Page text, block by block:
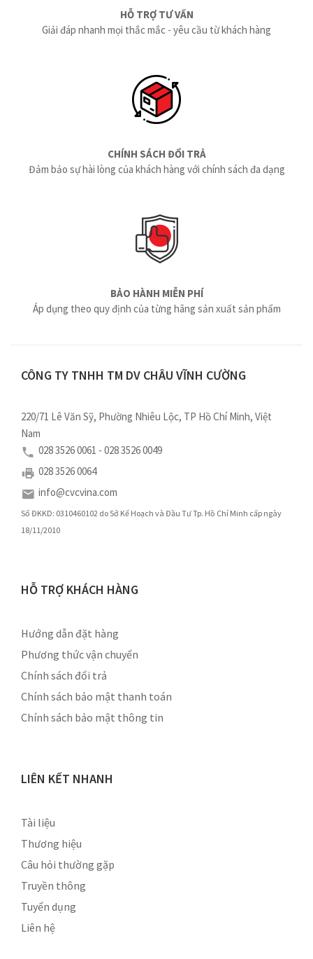
HỖ TRỢ TƯ VẤN
Giải đáp nhanh mọi thắc mắc - yêu cầu từ khách hàng
CHÍNH SÁCH ĐỔI TRẢ
Đảm bảo sự hài lòng của khách hàng với chính sách đa dạng
BẢO HÀNH MIỄN PHÍ
Áp dụng theo quy định của từng hãng sản xuất sản phẩm
CÔNG TY TNHH TM DV CHÂU VĨNH CƯỜNG
220/71 Lê Văn Sỹ, Phường Nhiêu Lộc, TP Hồ Chí Minh, Việt
Nam
028 3526 0061 - 028 3526 0049
028 3526 0064
info@cvcvina.com
Số ĐKKD: 0310460102 do Sở Kế Hoạch và Đầu Tư Tp. Hồ Chí Minh cấp ngày
18/11/2010
HỖ TRỢ KHÁCH HÀNG
Hướng dẫn đặt hàng
Phương thức vận chuyển
Chính sách đổi trả
Chính sách bảo mật thanh toán
Chính sách bảo mật thông tin
LIÊN KẾT NHANH
Tài liệu
Thương hiệu
Câu hỏi thường gặp
Truyền thông
Tuyển dụng
Liên hệ